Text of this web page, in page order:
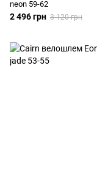
neon 59-62
2 496 грн 3 120 грн